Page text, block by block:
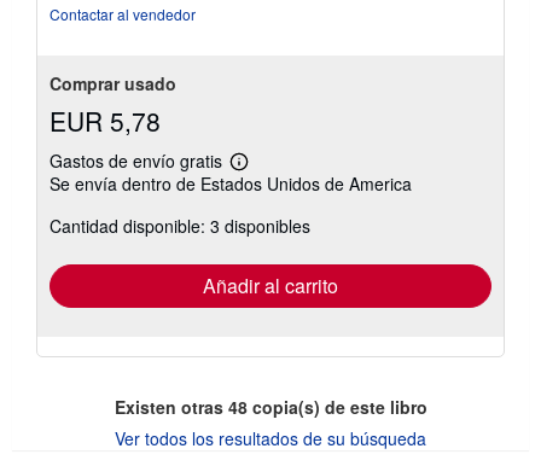
Contactar al vendedor
Comprar usado
EUR 5,78
Gastos de envío gratis
Más
información
las
tarifas
envío
Se envía dentro de Estados Unidos de America
Cantidad disponible: 3 disponibles
Añadir al carrito
Existen otras 48copia(s) de este libro
Ver todos los resultados de su búsqueda